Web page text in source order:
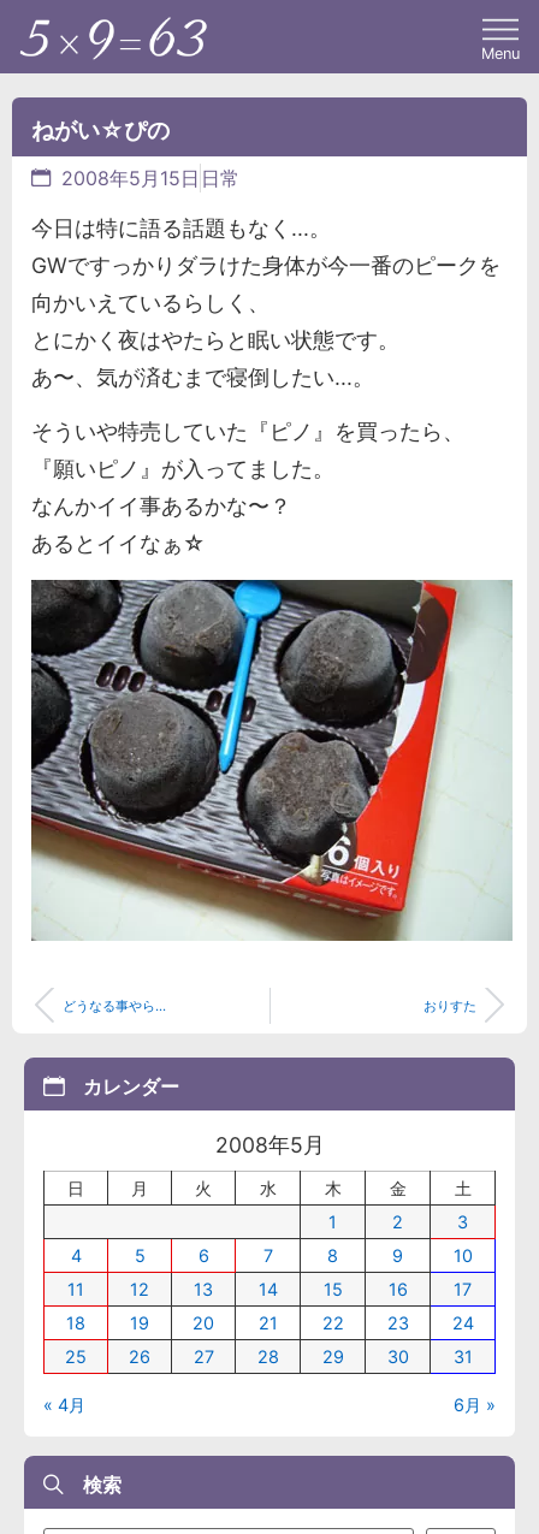
Menu
ねがい☆ぴの
2008年5月15日 日常
今日は特に語る話題もなく...。
GWですっかりダラけた身体が今一番のピークを
向かいえているらしく、
とにかく夜はやたらと眠い状態です。
あ〜、気が済むまで寝倒したい...。
そういや特売していた『ピノ』を買ったら、
『願いピノ』が入ってました。
なんかイイ事あるかな〜？
あるとイイなぁ☆
どうなる事やら... おりすた
カレンダー
2008年5月
日 月 火 水 木 金
土
1
2
3
4
5 6 7 8 9
10
11
12 13 14 15 16
17
18
19 20 21 22 23
24
25
26 27 28 29 30 31
« 4月 6月 »
検索